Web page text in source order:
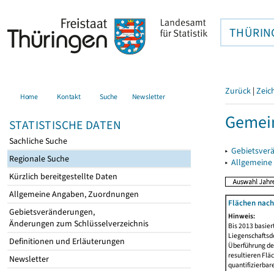
Home Kontakt Suche Newsletter
STATISTISCHE DATEN
Sachliche Suche
Regionale Suche
Kürzlich bereitgestellte Daten
Allgemeine Angaben, Zuordnungen
Gebietsveränderungen,
Änderungen zum Schlüsselverzeichnis
Definitionen und Erläuterungen
Newsletter
Zurück |
▸
▸
Flächen
Hinweis:
Bis 2013
Überführung
resultieren